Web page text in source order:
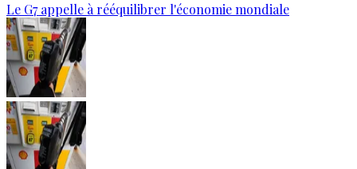
Le G7 appelle à rééquilibrer l'économie mondiale